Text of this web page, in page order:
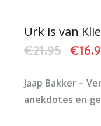
Urk is van
€21.95 €
Jaap Bakker –
anekdotes en